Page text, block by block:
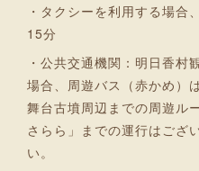
・タクシーを利用する場合
15分
・公共交通機関：明日香村
場合、周遊バス（赤かめ）
舞台古墳周辺までの周遊ル
さらら」までの運行はござ
い。